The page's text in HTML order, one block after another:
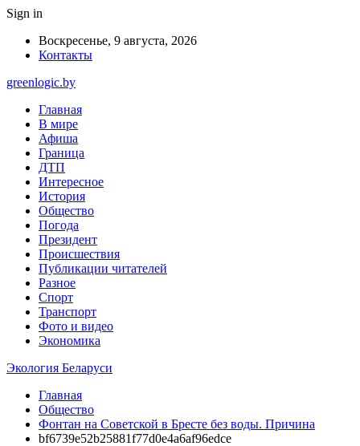
Sign in
Воскресенье, 9 августа, 2026
Контакты
greenlogic.by
Главная
В мире
Афиша
Граница
ДТП
Интересное
История
Общество
Погода
Президент
Происшествия
Публикации читателей
Разное
Спорт
Транспорт
Фото и видео
Экономика
Экология Беларуси
Главная
Общество
Фонтан на Советской в Бресте без воды. Причина
bf6739e52b25881f77d0e4a6af96edce